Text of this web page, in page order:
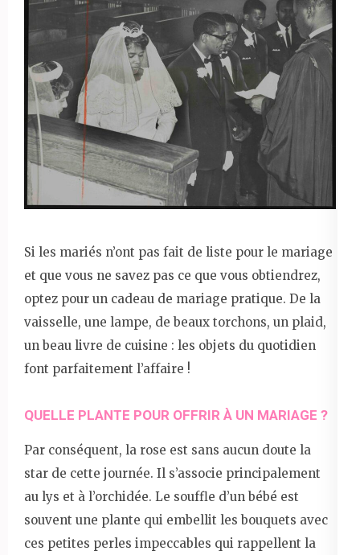
Si les mariés n’ont pas fait de liste pour le mariage
et que vous ne savez pas ce que vous obtiendrez,
optez pour un cadeau de mariage pratique. De la
vaisselle, une lampe, de beaux torchons, un plaid,
un beau livre de cuisine : les objets du quotidien
font parfaitement l’affaire !
QUELLE PLANTE POUR OFFRIR À UN MARIAGE ?
Par conséquent, la rose est sans aucun doute la
star de cette journée. Il s’associe principalement
au lys et à l’orchidée. Le souffle d’un bébé est
souvent une plante qui embellit les bouquets avec
ces petites perles impeccables qui rappellent la